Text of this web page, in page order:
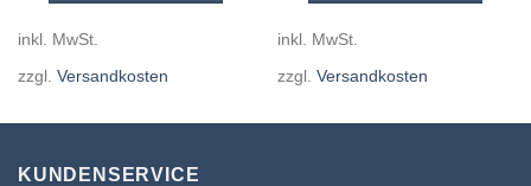
inkl. MwSt.
zzgl. Versandkosten
inkl. MwSt.
zzgl. Versandkosten
KUNDENSERVICE